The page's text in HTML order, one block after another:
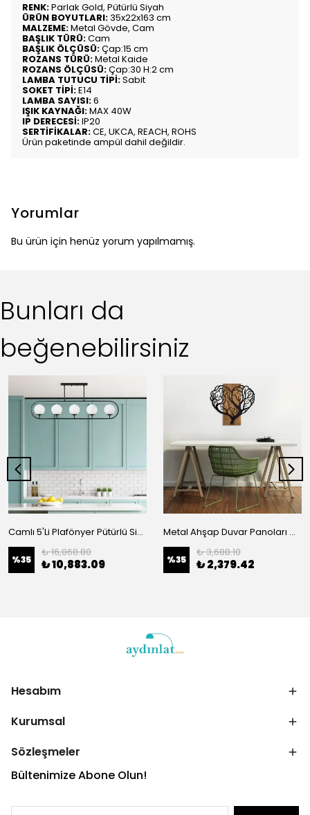
RENK:Parlak Gold, Pütürlü Siyah
ÜRÜN BOYUTLARI:35x22x163 cm
MALZEME:Metal Gövde, Cam
BAŞLIK TÜRÜ:Cam
BAŞLIK ÖLÇÜSÜ:Çap:15 cm
ROZANS TÜRÜ:Metal Kaide
ROZANS ÖLÇÜSÜ:Çap:30 H:2 cm
LAMBA TUTUCU TİPİ:Sabit
SOKET TİPİ:E14
LAMBA SAYISI:6
IŞIK KAYNAĞI:MAX 40W
IP DERECESİ:IP20
SERTİFİKALAR:CE, UKCA, REACH, ROHS
Ürün paketinde ampül dahil değildir.
Yorumlar
Bu ürün için henüz yorum yapılmamış.
Bunları da
beğenebilirsiniz
Camlı 5'Li Plafönyer Pütürlü Siyah 10611
%35
₺ 16,868.80
₺ 10,883.09
Metal Ahşap Duvar Panoları Ma-359
%35
₺ 3,688.10
₺ 2,379.42
Hesabım
Kurumsal
Sözleşmeler
Bültenimize Abone Olun!